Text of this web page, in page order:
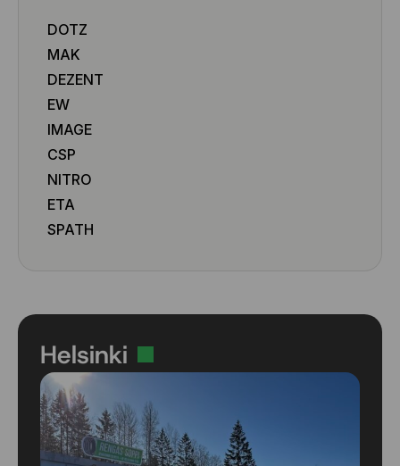
DOTZ
MAK
DEZENT
EW
IMAGE
CSP
NITRO
ETA
SPATH
Helsinki